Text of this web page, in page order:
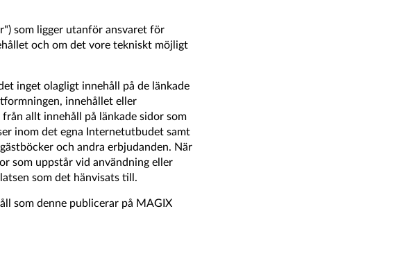
som ligger utanför ansvaret för
och om det vore tekniskt möjligt
inget olagligt innehåll på de länkade
innehållet eller
allt innehåll på länkade sidor som
inom det egna Internetutbudet samt
och andra erbjudanden. När
som uppstår vid användning eller
som det hänvisats till.
som denne publicerar på MAGIX